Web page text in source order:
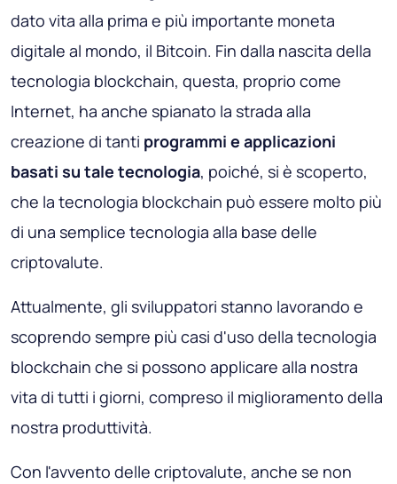
dato vita alla prima e più importante moneta
digitale al mondo, il Bitcoin. Fin dalla nascita della
tecnologia blockchain, questa, proprio come
Internet, ha anche spianato la strada alla
creazione di tanti programmi e applicazioni
basati su tale tecnologia, poiché, si è scoperto,
che la tecnologia blockchain può essere molto più
di una semplice tecnologia alla base delle
criptovalute.
Attualmente, gli sviluppatori stanno lavorando e
scoprendo sempre più casi d'uso della tecnologia
blockchain che si possono applicare alla nostra
vita di tutti i giorni, compreso il miglioramento della
nostra produttività.
Con l'avvento delle criptovalute, anche se non